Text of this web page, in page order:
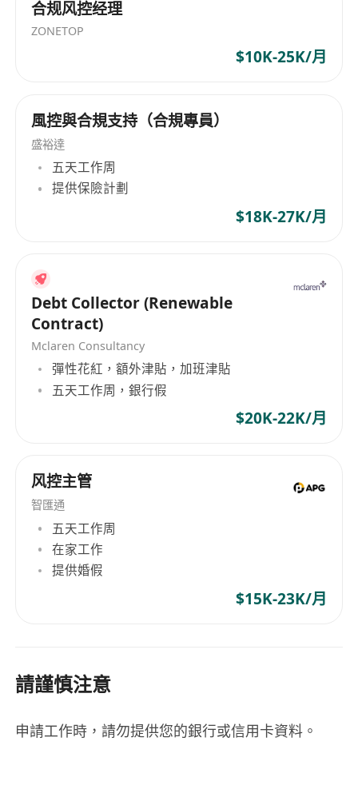
合规风控经理
ZONETOP
$10K-25K/月
風控與合規支持（合規專員）
盛裕達
五天工作周
提供保險計劃
$18K-27K/月
Debt Collector (Renewable
Contract)
Mclaren Consultancy
彈性花紅，額外津貼，加班津貼
五天工作周，銀行假
$20K-22K/月
风控主管
智匯通
五天工作周
在家工作
提供婚假
$15K-23K/月
請謹慎注意
申請工作時，請勿提供您的銀行或信用卡資料。